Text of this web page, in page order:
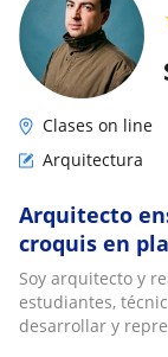
Clases on line
Arquitectura
Arquitecto
croquis en
SketchUp
Soy arquitecto y
estudiantes,
desarrollar y